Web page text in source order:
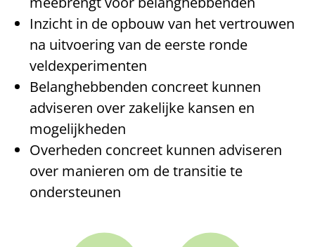
Inzicht in de opbouw van het vertrouwen
na uitvoering van de eerste ronde
veldexperimenten
Belanghebbenden concreet kunnen
adviseren over zakelijke kansen en
mogelijkheden
Overheden concreet kunnen adviseren
over manieren om de transitie te
ondersteunen